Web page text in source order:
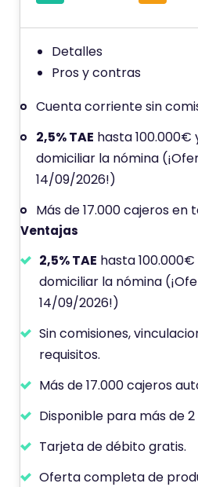
p
u
n
u
a
i
n
e
Detalles
Pros y contras
Cuenta corriente sin
2,5% TAE hasta 100.000€
domiciliar la nómina
14/09/2026!)
Más de 17.000 cajeros en
Ventajas
2,5% TAE hasta 100.000€
domiciliar la nómina
14/09/2026!)
Sin comisiones,
requisitos.
Más de 17.000 cajeros
Disponible para más de
Tarjeta de débito gratis.
Oferta completa de